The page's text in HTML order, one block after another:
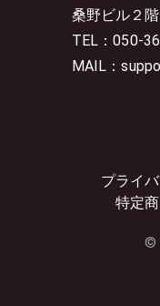
桑野ビル２階
TEL：050-
MAIL：
プライ
特定
©